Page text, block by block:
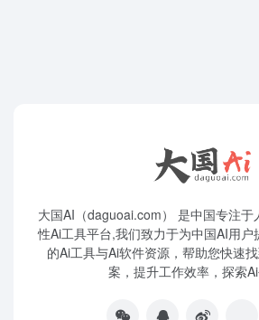
大国AI（daguoai.com） 是中国专注于
性Ai工具平台,我们致力于为中国AI用户
的Ai工具与Ai软件资源，帮助您快速
案，提升工作效率，探索Ai